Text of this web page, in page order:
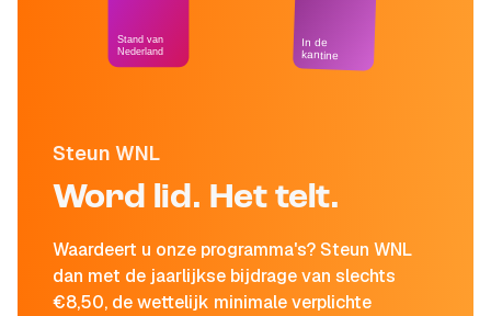
Steun WNL
Word lid. Het telt.
Waardeert u onze programma's? Steun WNL
dan met de jaarlijkse bijdrage van slechts
€8,50, de wettelijk minimale verplichte
Stand van
Nederland
In de
kantine